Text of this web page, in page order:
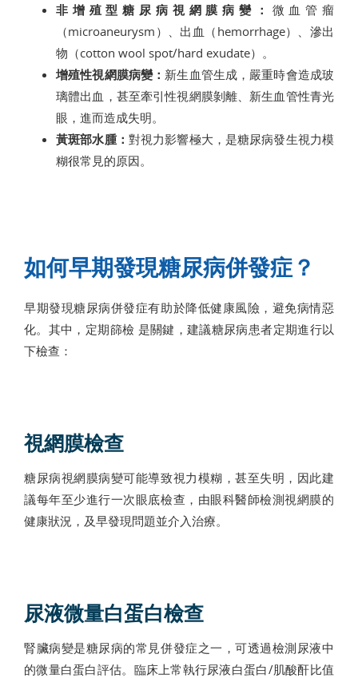
非增殖型糖尿病視網膜病變： 微血管瘤
（microaneurysm）、出血（hemorrhage）、滲出
物（cotton wool spot/hard exudate）。
增殖性視網膜病變： 新生血管生成，嚴重時會造成玻
璃體出血，甚至牽引性視網膜剝離、新生血管性青光
眼，進而造成失明。
黃斑部水腫： 對視力影響極大，是糖尿病發生視力模
糊很常見的原因。
如何早期發現糖尿病併發症？
早期發現糖尿病併發症有助於降低健康風險，避免病情惡
化。其中，定期篩檢 是關鍵，建議糖尿病患者定期進行以
下檢查：
視網膜檢查
糖尿病視網膜病變可能導致視力模糊，甚至失明，因此建
議每年至少進行一次眼底檢查，由眼科醫師檢測視網膜的
健康狀況，及早發現問題並介入治療。
尿液微量白蛋白檢查
腎臟病變是糖尿病的常見併發症之一，可透過檢測尿液中
的微量白蛋白評估。臨床上常執行尿液白蛋白/肌酸酐比值